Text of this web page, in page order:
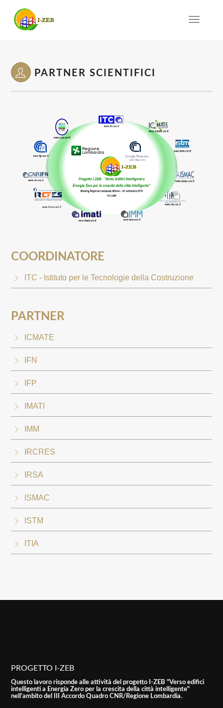
Toggle
PARTNER SCIENTIFICI
COORDINATORE
ITC - Istituto per le Tecnologie della Costruzione
PARTNER
ICMATE
IFN
IFP
IMATI
IMM
IRCRES
IRSA
ISMAC
ISTM
ITIA
PROGETTO I-ZEB
Questo lavoro risponde alle attività del progetto I-ZEB "Verso edifici
intelligenti a Energia Zero per la crescita della città intelligente"
nell’ambito del III Accordo Quadro CNR/Regione Lombardia.